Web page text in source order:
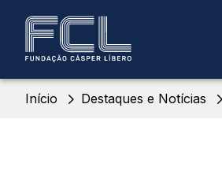
Início Destaques e Notícias